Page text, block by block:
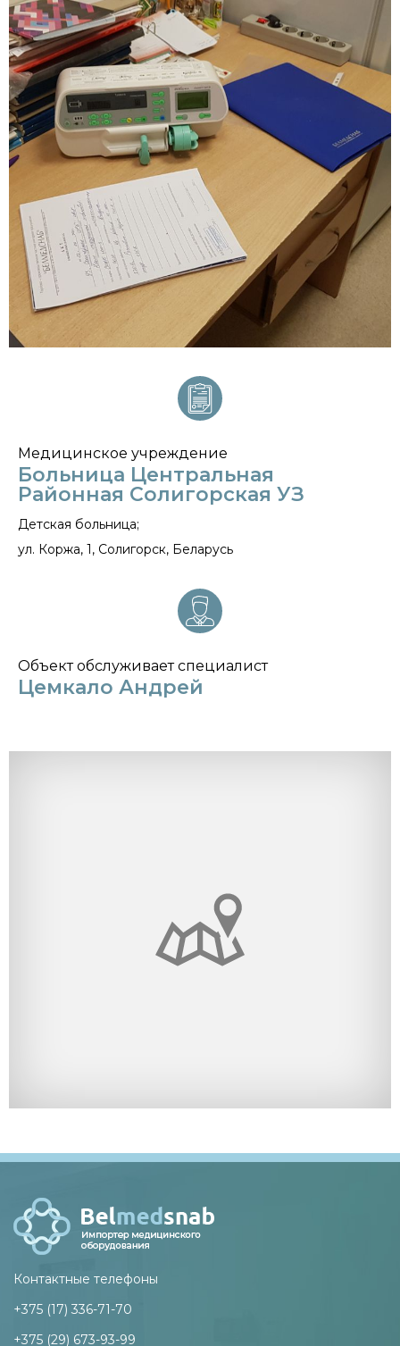
Медицинское учреждение
Больница Центральная
Районная Солигорская УЗ
Детская больница;
ул. Коржа, 1, Солигорск, Беларусь
Объект обслуживает специалист
Цемкало Андрей
Контактные телефоны
+375 (17) 336-71-70
+375 (29) 673-93-99